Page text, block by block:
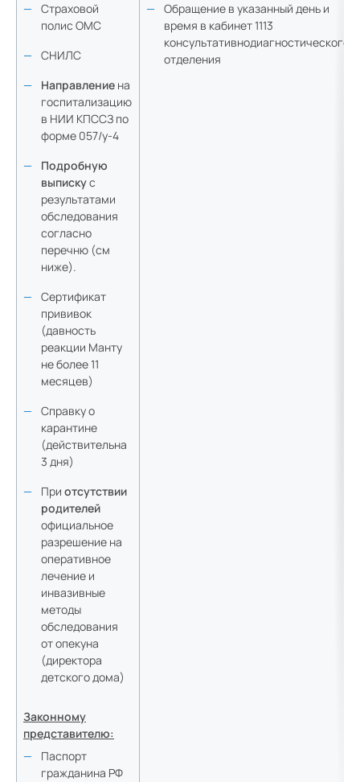
Школа здоровья. Аритмология
Страховой
полис ОМС
СНИЛС
Направление на
госпитализацию
в НИИ КПССЗ по
форме 057/у-4
Подробную
выпискус
результатами
обследования
согласно
перечню (см
ниже).
Сертификат
прививок
(давность
реакции Манту
не более 11
месяцев)
Справку о
карантине
(действительна
3 дня)
Приотсутствии
родителей
официальное
разрешение на
оперативное
лечение и
инвазивные
методы
обследования
от опекуна
(директора
детского дома)
Законному
представителю:
Паспорт
гражданина РФ
Обращение в указанный день и
время в кабинет 1113
консультативнодиагностического
отделения